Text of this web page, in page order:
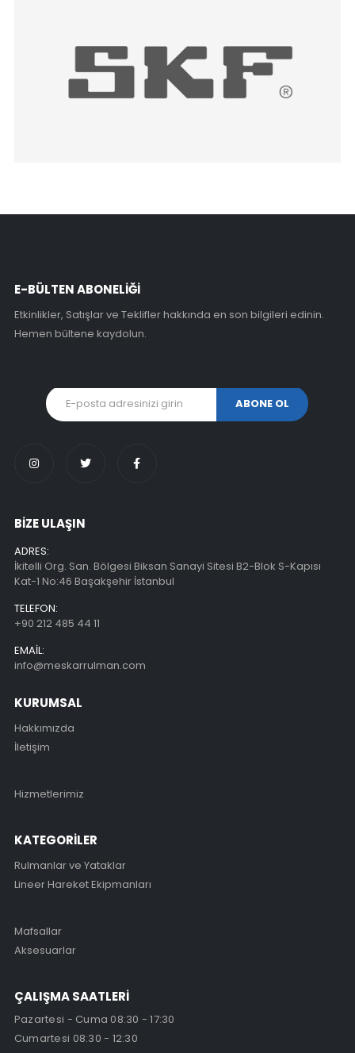
E-BÜLTEN ABONELİĞİ
Etkinlikler, Satışlar ve Teklifler hakkında en son bilgileri edinin.
Hemen bültene kaydolun.
BİZE ULAŞIN
ADRES:
İkitelli Org. San. Bölgesi Biksan Sanayi Sitesi B2-Blok S-Kapısı
Kat-1 No:46 Başakşehir İstanbul
TELEFON:
+90 212 485 44 11
EMAIL:
info@meskarrulman.com
KURUMSAL
Hakkımızda
İletişim
Hizmetlerimiz
KATEGORİLER
Rulmanlar ve Yataklar
Lineer Hareket Ekipmanları
Mafsallar
Aksesuarlar
ÇALIŞMA SAATLERİ
Pazartesi - Cuma 08:30 - 17:30
Cumartesi 08:30 - 12:30